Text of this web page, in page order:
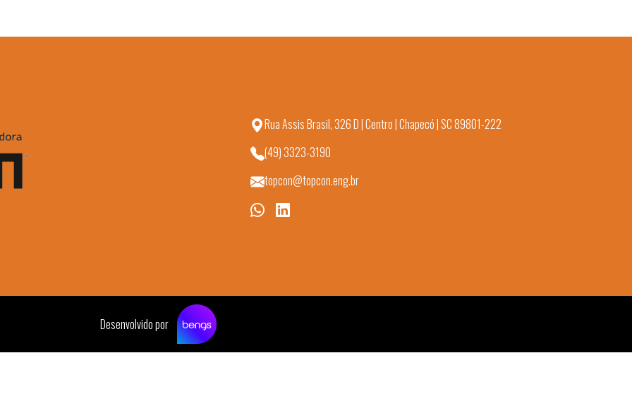
Rua Assis Brasil, 326 D | Centro | Chapecó | SC 89801-222
(49) 3323-3190
topcon@topcon.eng.br
Desenvolvido por